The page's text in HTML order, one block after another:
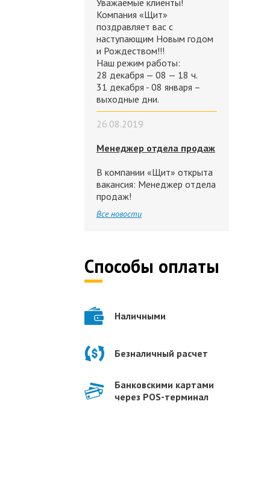
Уважаемые клиенты!
Компания «Щит»
поздравляет вас с
наступающим Новым годом
и Рождеством!!!
Наш режим работы:
28 декабря — 08 — 18 ч.
31 декабря - 08 января –
выходные дни.
26.08.2019
Менеджер отдела продаж
В компании «Щит» открыта
вакансия: Менеджер отдела
продаж!
Все новости
Способы оплаты
Наличными
Безналичный расчет
Банковскими картами
через POS-терминал